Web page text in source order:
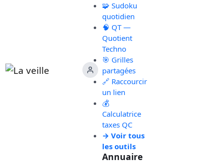
🧩 Sudoku
quotidien
🧠 QT —
Quotient
Techno
🎯 Grilles
partagées
🔗 Raccourcir
un lien
💰
Calculatrice
taxes QC
→ Voir tous
les outils
Annuaire